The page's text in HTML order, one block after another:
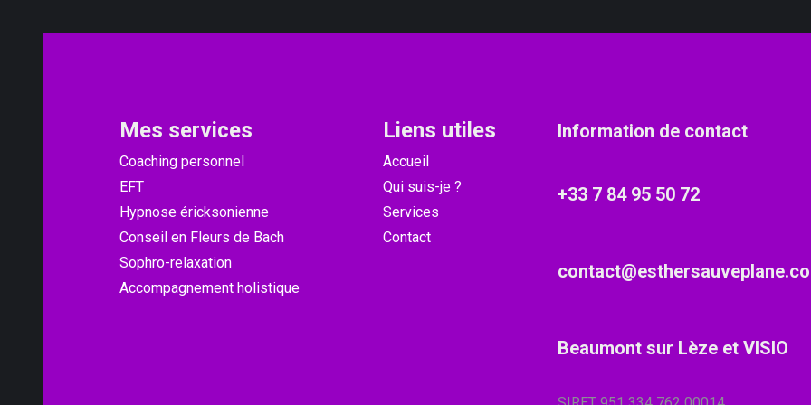
Mes services​
Coaching personnel
EFT
Hypnose éricksonienne
Conseil en Fleurs de Bach
Sophro-relaxation
Accompagnement holistique
Liens utiles
Accueil
Qui suis-je ?
Services
Contact
Information de contact
+33 7 84 95 50 72
Beaumont sur Lèze et VISIO